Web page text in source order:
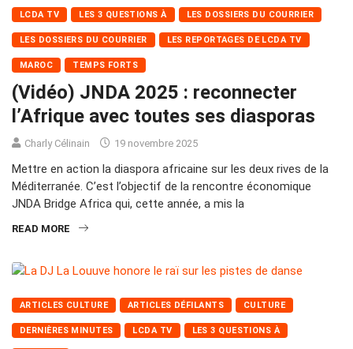
LCDA TV LES 3 QUESTIONS À LES DOSSIERS DU COURRIER
LES DOSSIERS DU COURRIER LES REPORTAGES DE LCDA TV
MAROC TEMPS FORTS
(Vidéo) JNDA 2025 : reconnecter
l’Afrique avec toutes ses diasporas
Charly Célinain 19 novembre 2025
Mettre en action la diaspora africaine sur les deux rives de la
Méditerranée. C’est l’objectif de la rencontre économique
JNDA Bridge Africa qui, cette année, a mis la
READ MORE
ARTICLES CULTURE ARTICLES DÉFILANTS CULTURE
DERNIÈRES MINUTES LCDA TV LES 3 QUESTIONS À